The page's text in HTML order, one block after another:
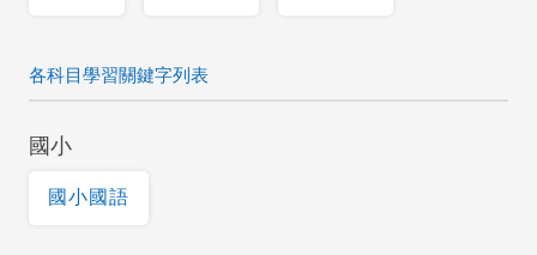
各科目學習關鍵字列表
國小
國小國語